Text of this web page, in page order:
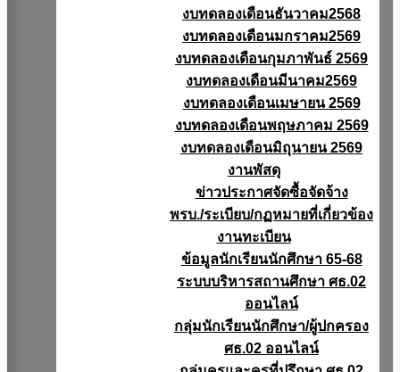
งบทดลองเดือนธันวาคม2568
งบทดลองเดือนมกราคม2569
งบทดลองเดือนกุมภาพันธ์ 2569
งบทดลองเดือนมีนาคม2569
งบทดลองเดือนเมษายน 2569
งบทดลองเดือนพฤษภาคม 2569
งบทดลองเดือนมิถุนายน 2569
งานพัสดุ
ข่าวประกาศจัดซื้อจัดจ้าง
พรบ./ระเบียบ/กฏหมายที่เกี่ยวข้อง
งานทะเบียน
ข้อมูลนักเรียนนักศึกษา 65-68
ระบบบริหารสถานศึกษา ศธ.02
ออนไลน์
กลุ่มนักเรียนนักศึกษา/ผู้ปกครอง
ศธ.02 ออนไลน์